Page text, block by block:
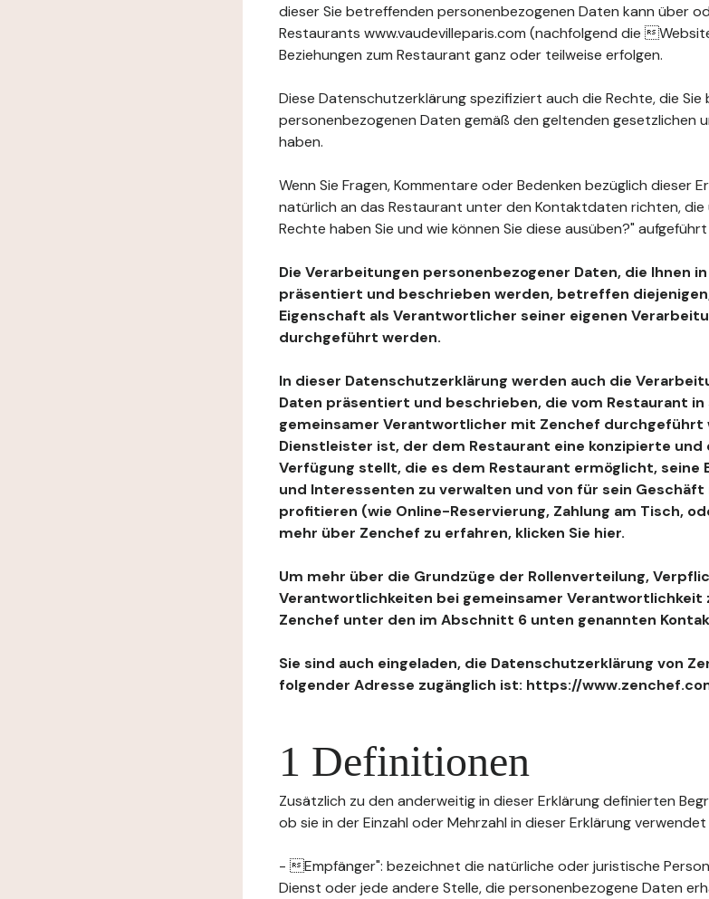
dieser Sie betreffenden personenbezogenen Daten kann über
Restaurants www.vaudevilleparis.com (nachfolgend die
Beziehungen zum Restaurant ganz oder teilweise erfolgen.
Diese Datenschutzerklärung spezifiziert auch die Rechte, die Sie
personenbezogenen Daten gemäß den geltenden gesetzlichen
haben.
Wenn Sie Fragen, Kommentare oder Bedenken bezüglich dieser
natürlich an das Restaurant unter den Kontaktdaten richten,
Rechte haben Sie und wie können Sie diese ausüben?" aufgeführt
Die Verarbeitungen personenbezogener Daten, die Ihnen
präsentiert und beschrieben werden, betreffen
Eigenschaft als Verantwortlicher seiner eigenen
durchgeführt werden.
In dieser Datenschutzerklärung werden auch die
Daten präsentiert und beschrieben, die vom Restaurant in
gemeinsamer Verantwortlicher mit Zenchef durchgeführt
Dienstleister ist, der dem Restaurant eine konzipierte
Verfügung stellt, die es dem Restaurant ermöglicht, seine
und Interessenten zu verwalten und von für sein
profitieren (wie Online-Reservierung, Zahlung am Tisch,
mehr über Zenchef zu erfahren, klicken Sie hier.
Um mehr über die Grundzüge der Rollenverteilung,
Verantwortlichkeiten bei gemeinsamer Verantwortlichkeit
Zenchef unter den im Abschnitt 6 unten genannten
Sie sind auch eingeladen, die Datenschutzerklärung von
folgender Adresse zugänglich ist: https://
1 Definitionen
Zusätzlich zu den anderweitig in dieser Erklärung definierten
ob sie in der Einzahl oder Mehrzahl in dieser Erklärung
- Empfänger": bezeichnet die natürliche oder juristische
Dienst oder jede andere Stelle, die personenbezogene Daten